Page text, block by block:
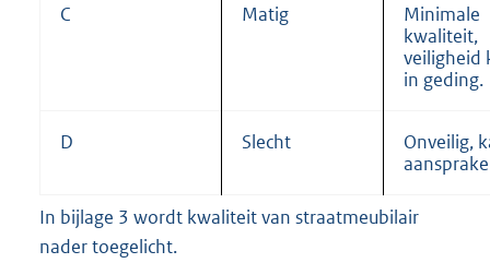
C Matig
Minimale
kwaliteit,
veiligheid
in geding.
D Slecht
Onveilig,
In bijlage 3 wordt kwaliteit van straatmeubilair
nader toegelicht.